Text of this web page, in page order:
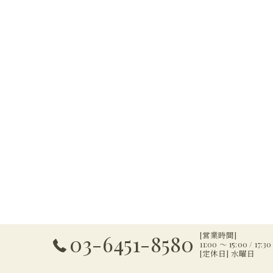
03-6451-8580
[営業時間]
11:00 ～ 15:00 /
[定休日] 水曜日